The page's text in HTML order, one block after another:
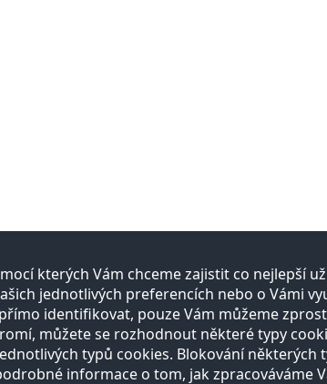
kterých Vám chceme zajistit co nejlepší
jednotlivých preferencích nebo o Vámi
identifikovat, pouze Vám můžeme
můžete se rozhodnout některé typy
typů cookies. Blokování některých
informace o tom, jak zpracováváme